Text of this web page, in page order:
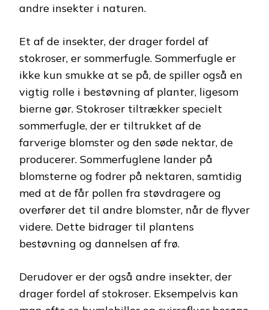
andre insekter i naturen.
Et af de insekter, der drager fordel af
stokroser, er sommerfugle. Sommerfugle er
ikke kun smukke at se på, de spiller også en
vigtig rolle i bestøvning af planter, ligesom
bierne gør. Stokroser tiltrækker specielt
sommerfugle, der er tiltrukket af de
farverige blomster og den søde nektar, de
producerer. Sommerfuglene lander på
blomsterne og fodrer på nektaren, samtidig
med at de får pollen fra støvdragere og
overfører det til andre blomster, når de flyver
videre. Dette bidrager til plantens
bestøvning og dannelsen af frø.
Derudover er der også andre insekter, der
drager fordel af stokroser. Eksempelvis kan